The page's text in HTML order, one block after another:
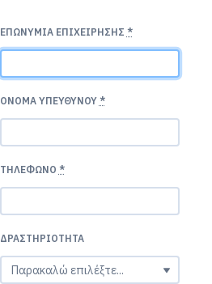
ΕΠΩΝΥΜΙΑ ΕΠΙΧΕΙΡΗΣΗΣ *
ΟΝΟΜΑ ΥΠΕΥΘΥΝΟΥ *
ΤΗΛΈΦΩΝΟ *
ΔΡΑΣΤΗΡΙΌΤΗΤΑ